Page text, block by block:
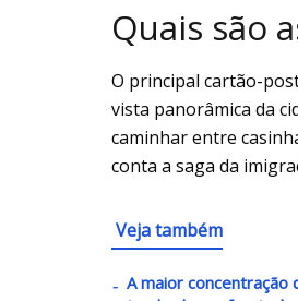
Quais são
O principal cartão-
vista panorâmica da
caminhar entre
conta a saga da
Veja também
A maior